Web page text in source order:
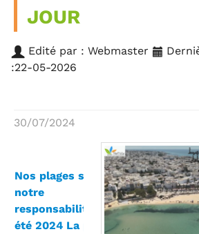
JOUR
Edité par : Webmaster
:22-05-2026
30/07/2024
Nos plages sont
notre
responsabilité –
été 2024 La plage
شواطئنا
مسؤوليتنا
2024 :
فيديو
لشاطئ